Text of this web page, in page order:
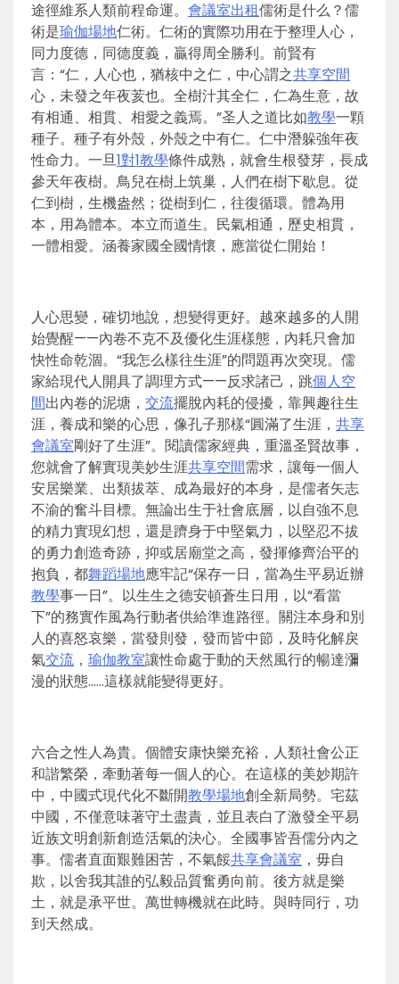
途徑維系人類前程命運。 會議室出租儒術是什么？儒
術是瑜伽場地仁術。仁術的實際功用在于整理人心，
同力度德，同德度義，贏得周全勝利。前賢有
言：“仁，人心也，猶核中之仁，中心謂之共享空間
心，未發之年夜荄也。全樹汁其全仁，仁為生意，故
有相通、相貫、相愛之義焉。”圣人之道比如教學一顆
種子。種子有外殼，外殼之中有仁。仁中潛躲強年夜
性命力。一旦1對1教學條件成熟，就會生根發芽，長成
參天年夜樹。鳥兒在樹上筑巢，人們在樹下歇息。從
仁到樹，生機盎然；從樹到仁，往復循環。體為用
本，用為體本。本立而道生。民氣相通，歷史相貫，
一體相愛。涵養家國全國情懷，應當從仁開始！
人心思變，確切地說，想變得更好。越來越多的人開
始覺醒——內卷不克不及優化生涯樣態，內耗只會加
快性命乾涸。“我怎么樣往生涯”的問題再次突現。儒
家給現代人開具了調理方式——反求諸己，跳個人空
間出內卷的泥塘， 交流擺脫內耗的侵擾，靠興趣往生
涯，養成和樂的心思，像孔子那樣“圓滿了生涯， 共享
會議室剛好了生涯”。閱讀儒家經典，重溫圣賢故事，
您就會了解實現美妙生涯共享空間需求，讓每一個人
安居樂業、出類拔萃、成為最好的本身，是儒者矢志
不渝的奮斗目標。無論出生于社會底層，以自強不息
的精力實現幻想，還是躋身于中堅氣力，以堅忍不拔
的勇力創造奇跡，抑或居廟堂之高，發揮修齊治平的
抱負，都舞蹈場地應牢記“保存一日，當為生平易近辦
教學事一日”。以生生之德安頓蒼生日用，以“看當
下”的務實作風為行動者供給準進路徑。關注本身和別
人的喜怒哀樂，當發則發，發而皆中節，及時化解戾
氣交流 ， 瑜伽教室讓性命處于動的天然風行的暢達瀰
漫的狀態……這樣就能變得更好。
六合之性人為貴。個體安康快樂充裕，人類社會公正
和諧繁榮，牽動著每一個人的心。在這樣的美妙期許
中，中國式現代化不斷開教學場地創全新局勢。宅茲
中國，不僅意味著守土盡責，並且表白了激發全平易
近族文明創新創造活氣的決心。全國事皆吾儒分內之
事。儒者直面艱難困苦，不氣餒共享會議室 ，毋自
欺，以舍我其誰的弘毅品質奮勇向前。後方就是樂
土，就是承平世。萬世轉機就在此時。與時同行，功
到天然成。